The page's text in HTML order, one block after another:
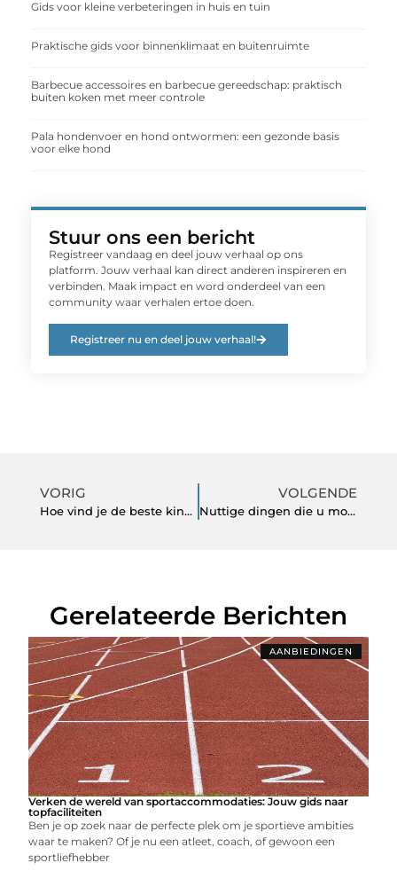
Gids voor kleine verbeteringen in huis en tuin
Praktische gids voor binnenklimaat en buitenruimte
Barbecue accessoires en barbecue gereedschap: praktisch
buiten koken met meer controle
Pala hondenvoer en hond ontwormen: een gezonde basis
voor elke hond
Stuur ons een bericht
Registreer vandaag en deel jouw verhaal op ons
platform. Jouw verhaal kan direct anderen inspireren en
verbinden. Maak impact en word onderdeel van een
community waar verhalen ertoe doen.
Registreer nu en deel jouw verhaal!
VORIG
Hoe vind je de beste kinderkleding in de huidige markt?
VOLGENDE
Nuttige dingen die u moet weten voordat u een elektrische tandenborstel aanschaft
Gerelateerde Berichten
AANBIEDINGEN
Verken de wereld van sportaccommodaties: Jouw gids naar
topfaciliteiten
Ben je op zoek naar de perfecte plek om je sportieve ambities
waar te maken? Of je nu een atleet, coach, of gewoon een
sportliefhebber